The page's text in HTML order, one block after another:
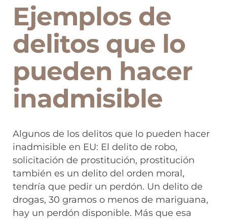
Ejemplos de
delitos que lo
pueden hacer
inadmisible
Algunos de los delitos que lo pueden hacer
inadmisible en EU: El delito de robo,
solicitación de prostitución, prostitución
también es un delito del orden moral,
tendría que pedir un perdón. Un delito de
drogas, 30 gramos o menos de mariguana,
hay un perdón disponible. Más que esa